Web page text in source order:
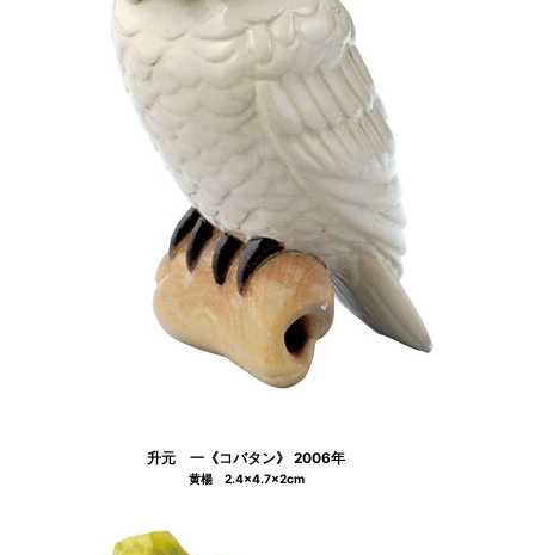
升元 一《コバタン》 2006年
黄楊 2.4×4.7×2cm